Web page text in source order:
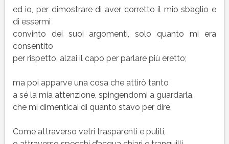
ed io, per dimostrare di aver corretto il mio sbaglio e
di essermi
convinto dei suoi argomenti, solo quanto mi era
consentito
per rispetto, alzai il capo per parlare più eretto;
ma poi apparve una cosa che attirò tanto
a sé la mia attenzione, spingendomi a guardarla,
che mi dimenticai di quanto stavo per dire.
Come attraverso vetri trasparenti e puliti,